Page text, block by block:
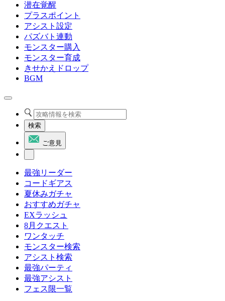
潜在覚醒
プラスポイント
アシスト設定
パズバト連動
モンスター購入
モンスター育成
きせかえドロップ
BGM
検索
ご意見
最強リーダー
コードギアス
夏休みガチャ
おすすめガチャ
EXラッシュ
8月クエスト
ワンタッチ
モンスター検索
アシスト検索
最強パーティ
最強アシスト
フェス限一覧